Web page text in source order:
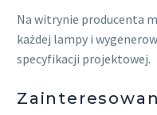
Na witrynie producenta
każdej lampy i
specyfikacji projektowej.